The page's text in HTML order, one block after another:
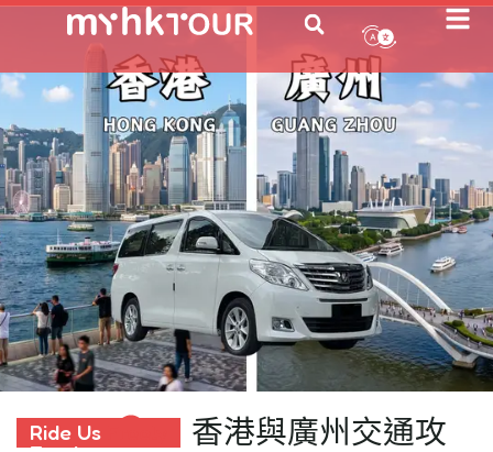
Ride Us
Ride Us Freely
香港與廣州交通攻